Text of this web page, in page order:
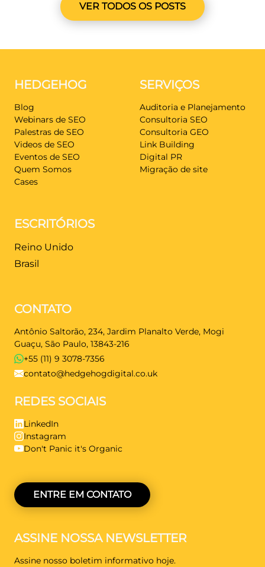
VER TODOS OS POSTS
HEDGEHOG
Blog
Webinars de SEO
Palestras de SEO
Videos de SEO
Eventos de SEO
Quem Somos
Cases
SERVIÇOS
Auditoria e Planejamento
Consultoria SEO
Consultoria GEO
Link Building
Digital PR
Migração de site
ESCRITÓRIOS
Reino Unido
Brasil
CONTATO
Antônio Saltorão, 234, Jardim Planalto Verde, Mogi
Guaçu, São Paulo, 13843-216
+55 (11) 9 3078-7356
contato@hedgehogdigital.co.uk
REDES SOCIAIS
LinkedIn
Instagram
Don't Panic it's Organic
ENTRE EM CONTATO
ASSINE NOSSA NEWSLETTER
Assine nosso boletim informativo hoje.